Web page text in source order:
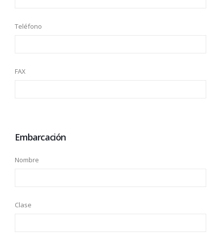
Teléfono
FAX
Embarcación
Nombre
Clase